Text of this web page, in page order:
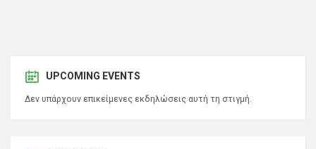
UPCOMING EVENTS
Δεν υπάρχουν επικείμενες εκδηλώσεις αυτή τη στιγμή.